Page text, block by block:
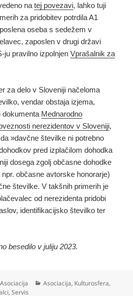
natej povezavi, lahko tuji
za pridobitev potrdila A1
oseba s sedežem v
zaposlen v drugi državi
ju pravilno izpolnjenVprašalnik za
za delo v Sloveniji načeloma
vendar obstaja izjema,
dokumenta Mednarodno
nerezidentov v Sloveniji,
»davčne številke ni potrebno
pred izplačilom dohodka
dosega zgolj občasne dohodke
občasne avtorske honorarje)
številke. V takšnih primerih je
od nerezidenta pridobi
identifikacijsko številko ter
besedilo v juliju 2023.
Avtor
Asociacija Kategorije
Asociacija, Kulturosfera,
,Servis